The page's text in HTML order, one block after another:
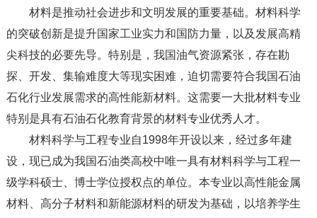
材料是推动社会进步和文明发展的重要基础。材料科学
的突破创新是提升国家工业实力和国防力量，以及发展高精
尖科技的必要先导。特别是，我国油气资源紧张，存在勘
探、开发、集输难度大等现实困难，迫切需要符合我国石油
石化行业发展需求的高性能新材料。这需要一大批材料专业
特别是具有石油石化教育背景的材料专业优秀人才。
材料科学与工程专业自1998年开设以来，经过多年建
设，现已成为我国石油类高校中唯一具有材料科学与工程一
级学科硕士、博士学位授权点的单位。本专业以高性能金属
材料、高分子材料和新能源材料的研发为基础，以培养学生